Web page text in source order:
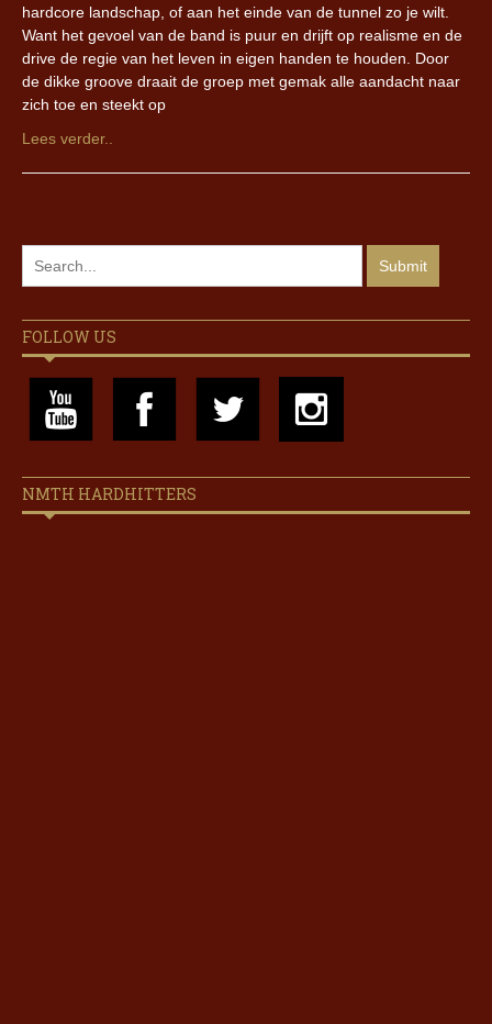
hardcore landschap, of aan het einde van de tunnel zo je wilt.
Want het gevoel van de band is puur en drijft op realisme en de
drive de regie van het leven in eigen handen te houden. Door
de dikke groove draait de groep met gemak alle aandacht naar
zich toe en steekt op
Lees verder..
FOLLOW US
NMTH HARDHITTERS